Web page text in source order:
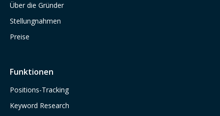
Über die Gründer
Stellungnahmen
Preise
Funktionen
Positions-Tracking
Keyword Research